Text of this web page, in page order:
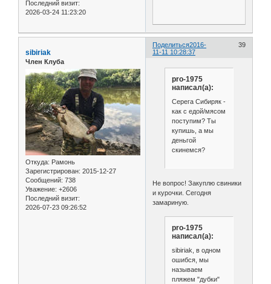
Последний визит:
2026-03-24 11:23:20
Поделиться 39
2016-
11-11 10:28:37
sibiriak
Член Клуба
Откуда: Рамонь
Зарегистрирован: 2015-12-27
Сообщений: 738
Уважение: +2606
Последний визит:
2026-07-23 09:26:52
pro-1975
написал(а):
Серега Сибиряк -
как с едой/мясом
поступим? Ты
купишь, а мы
деньгой
скинемся?
Не вопрос! Закуплю свиники
и курочки. Сегодня
замариную.
pro-1975
написал(а):
sibiriak, в одном
ошибся, мы
называем
пляжем "дубки"